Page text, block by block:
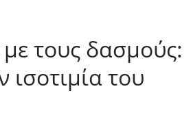
τους δασμούς:
ισοτιμία του